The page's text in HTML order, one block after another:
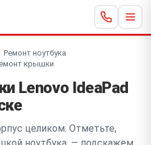
Ремонт ноутбука
крышки
Lenovo IdeaPad
целиком. Отметьте,
ноутбука, — подскажем